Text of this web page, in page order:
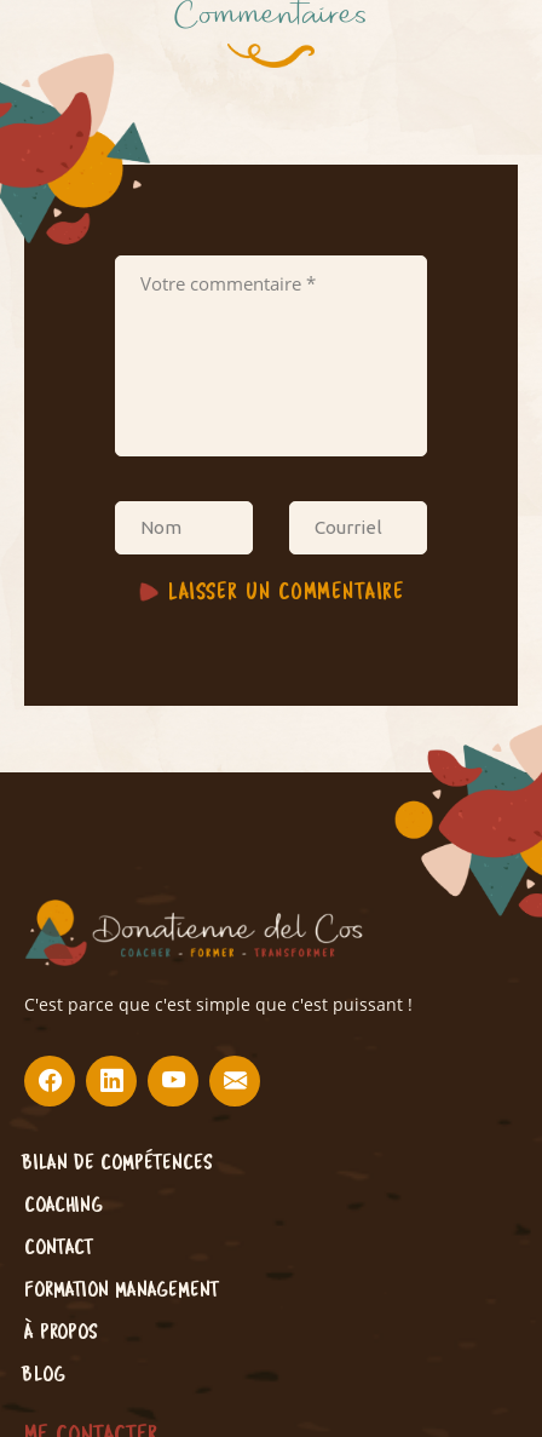
Commentaires
C'est parce que c'est simple que c'est puissant !
BILAN DE COMPÉTENCES
COACHING
CONTACT
FORMATION MANAGEMENT
À PROPOS
BLOG